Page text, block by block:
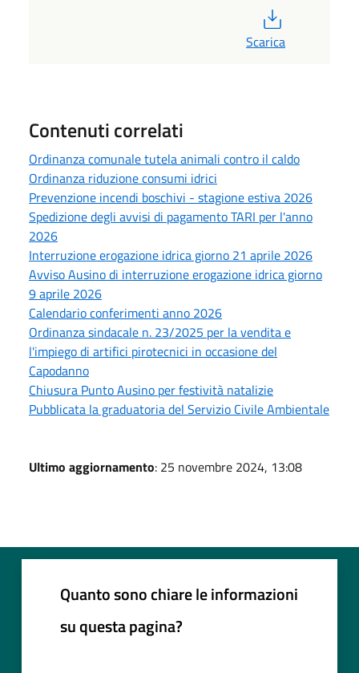
Scarica
Contenuti correlati
Ordinanza comunale tutela animali contro il caldo
Ordinanza riduzione consumi idrici
Prevenzione incendi boschivi - stagione estiva 2026
Spedizione degli avvisi di pagamento TARI per l'anno
2026
Interruzione erogazione idrica giorno 21 aprile 2026
Avviso Ausino di interruzione erogazione idrica giorno
9 aprile 2026
Calendario conferimenti anno 2026
Ordinanza sindacale n. 23/2025 per la vendita e
l'impiego di artifici pirotecnici in occasione del
Capodanno
Chiusura Punto Ausino per festività natalizie
Pubblicata la graduatoria del Servizio Civile Ambientale
Ultimo aggiornamento: 25 novembre 2024, 13:08
Quanto sono chiare le informazioni
su questa pagina?